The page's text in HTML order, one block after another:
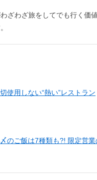
ざわざ旅をしてでも行く価
使用しない“熱い”レストラン
のご飯は7種類も?! 限定営